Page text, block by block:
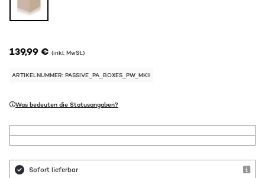
139,99 € (inkl. MwSt.)
ARTIKELNUMMER: PASSIVE_PA_BOXES_PW_MKII
Was bedeuten die Statusangaben?
Sofort lieferbar